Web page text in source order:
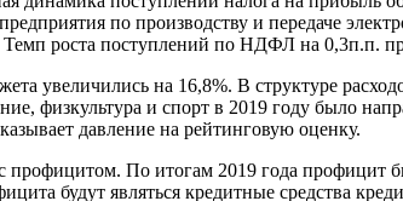
по производству и передаче
Темп роста поступлений по НДФЛ на 0,3п.п.
увеличились на 16,8%. В структуре
физкультура и спорт в 2019 году было
давление на рейтинговую оценку.
профицитом. По итогам 2019 года
будут являться кредитные средства